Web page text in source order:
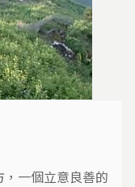
一個立意良善的